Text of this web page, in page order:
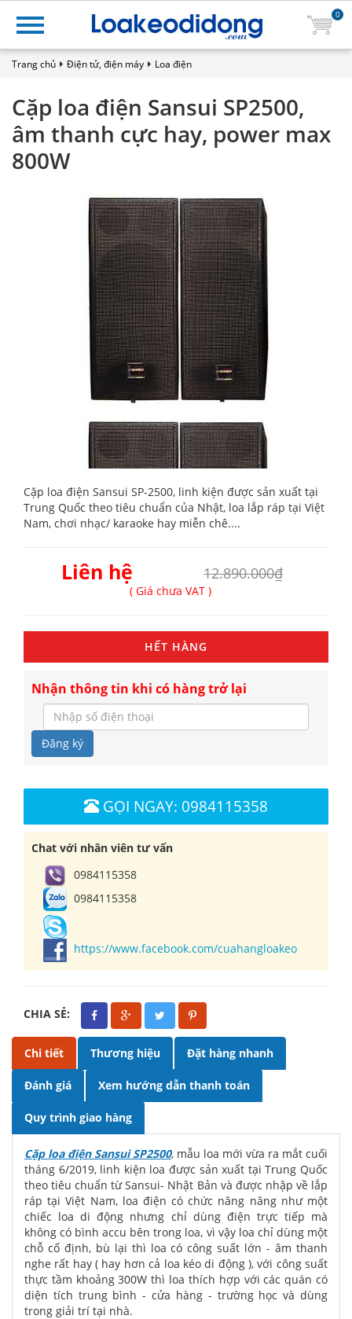
0
Trang chủ Điện tử, điện máy Loa điện
Cặp loa điện Sansui SP2500,
âm thanh cực hay, power max
800W
Cặp loa điện Sansui SP-2500, linh kiện được sản xuất tại
Trung Quốc theo tiêu chuẩn của Nhật, loa lắp ráp tại Việt
Nam, chơi nhạc/ karaoke hay miễn chê....
Liên hệ 12.890.000₫
( Giá chưa VAT )
HẾT HÀNG
Nhận thông tin khi có hàng trở lại
Đăng ký
GỌI NGAY: 0984115358
Chat với nhân viên tư vấn
0984115358
0984115358
https://www.facebook.com/cuahangloakeo
CHIA SẺ:
Chi tiết Thương hiệu Đặt hàng nhanh
Đánh giá Xem hướng dẫn thanh toán
Quy trình giao hàng
Cặp loa điện Sansui SP2500, mẫu loa mới vừa ra mắt cuối
tháng 6/2019, linh kiện loa được sản xuất tại Trung Quốc
theo tiêu chuẩn từ Sansui- Nhật Bản và được nhập về lắp
ráp tại Việt Nam, loa điện có chức năng năng như một
chiếc loa di động nhưng chỉ dùng điện trực tiếp mà
không có bình accu bên trong loa, vì vậy loa chỉ dùng một
chỗ cố định, bù lại thì loa có công suất lớn - âm thanh
nghe rất hay ( hay hơn cả loa kéo di động ), với công suất
thực tầm khoảng 300W thì loa thích hợp với các quán có
diện tích trung bình - cửa hàng - trường học và dùng
trong giải trí tại nhà.